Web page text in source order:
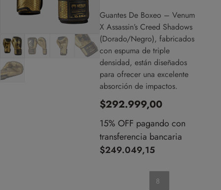
Guantes De Boxeo – Venum
X Assassin’s Creed Shadows
(Dorado/Negro), fabricados
con espuma de triple
densidad, están diseñados
para ofrecer una excelente
absorción de impactos.
$292.999,00
15% OFF pagando con
transferencia bancaria
$249.049,15
8